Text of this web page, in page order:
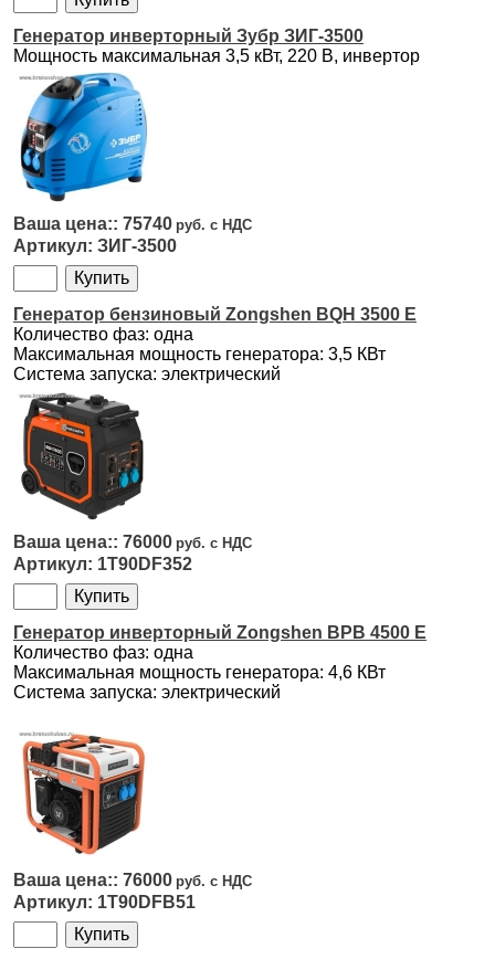
Генератор инверторный Зубр ЗИГ-3500
Мощность максимальная 3,5 кВт, 220 B, инвертор
75740
ЗИГ-3500
Генератор бензиновый Zongshen BQH 3500 E
Количество фаз: одна
Максимальная мощность генератора: 3,5 КВт
Система запуска: электрический
76000
1T90DF352
Генератор инверторный Zongshen BPB 4500 E
Количество фаз: одна
Максимальная мощность генератора: 4,6 КВт
Система запуска: электрический
76000
1T90DFB51